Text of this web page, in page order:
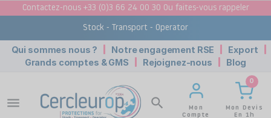
Contactez-nous +33 (0)3 66 24 00 30 Ou faites-vous rappeler
Stock - Transport - Operator
Qui sommes nous ? Notre engagement RSE
Export
Grands comptes & GMS
Rejoignez-nous Blog
search
Mon
Compte
0
Mon Devis
En 1h
menu